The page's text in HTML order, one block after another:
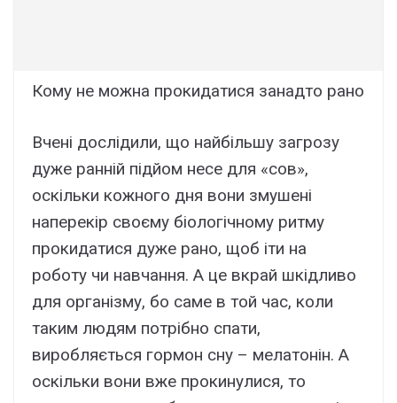
Кому не можна прокидатися занадто рано
Вчені дослідили, що найбільшу загрозу
дуже ранній підйом несе для «сов»,
оскільки кожного дня вони змушені
наперекір своєму біологічному ритму
прокидатися дуже рано, щоб іти на
роботу чи навчання. А це вкрай шкідливо
для організму, бо саме в той час, коли
таким людям потрібно спати,
виробляється гормон сну – мелатонін. А
оскільки вони вже прокинулися, то